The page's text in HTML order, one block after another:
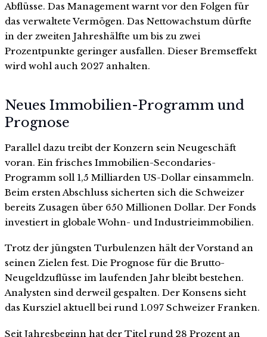
Abflüsse. Das Management warnt vor den Folgen für
das verwaltete Vermögen. Das Nettowachstum dürfte
in der zweiten Jahreshälfte um bis zu zwei
Prozentpunkte geringer ausfallen. Dieser Bremseffekt
wird wohl auch 2027 anhalten.
Neues Immobilien-Programm und
Prognose
Parallel dazu treibt der Konzern sein Neugeschäft
voran. Ein frisches Immobilien-Secondaries-
Programm soll 1,5 Milliarden US-Dollar einsammeln.
Beim ersten Abschluss sicherten sich die Schweizer
bereits Zusagen über 650 Millionen Dollar. Der Fonds
investiert in globale Wohn- und Industrieimmobilien.
Trotz der jüngsten Turbulenzen hält der Vorstand an
seinen Zielen fest. Die Prognose für die Brutto-
Neugeldzuflüsse im laufenden Jahr bleibt bestehen.
Analysten sind derweil gespalten. Der Konsens sieht
das Kursziel aktuell bei rund 1.097 Schweizer Franken.
Seit Jahresbeginn hat der Titel rund 28 Prozent an